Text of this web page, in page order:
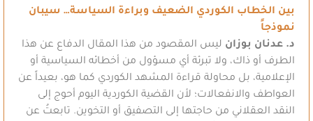
بين الخطاب الكوردي الضعيف وبراءة السياسة… سيبان
نموذجاً
د. عدنان بوزان ليس المقصود من هذا المقال الدفاع عن هذا
الطرف أو ذاك، ولا تبرئة أي مسؤول من أخطائه السياسية أو
الإعلامية، بل محاولة قراءة المشهد الكوردي كما هو، بعيداً عن
العواطف والانفعالات؛ لأن القضية الكوردية اليوم أحوج إلى
النقد العقلاني من حاجتها إلى التصفيق أو التخوين. تابعتُ عن